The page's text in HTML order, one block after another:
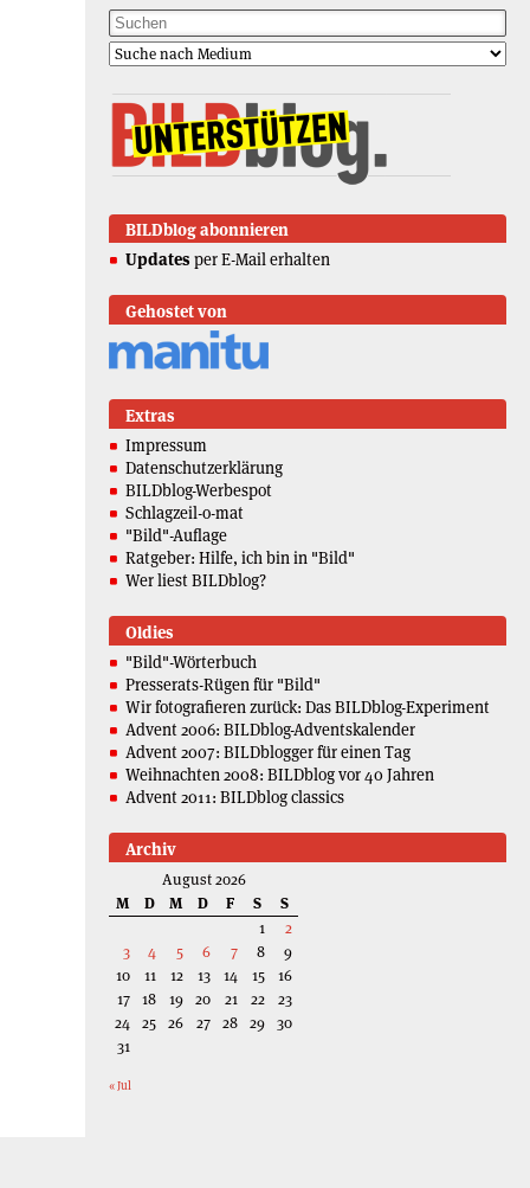
BILDblog abonnieren
Updates per E-Mail erhalten
Gehostet von
Extras
Impressum
Datenschutzerklärung
BILDblog-Werbespot
Schlagzeil-o-mat
"Bild"-Auflage
Ratgeber: Hilfe, ich bin in "Bild"
Wer liest BILDblog?
Oldies
"Bild"-Wörterbuch
Presserats-Rügen für "Bild"
Wir fotografieren zurück: Das BILDblog-Experiment
Advent 2006: BILDblog-Adventskalender
Advent 2007: BILDblogger für einen Tag
Weihnachten 2008: BILDblog vor 40 Jahren
Advent 2011: BILDblog classics
Archiv
August 2026
M
D M D F S
S
1
2
3
4 5 6 7 8
9
10
11 12 13 14 15
16
17 18 19 20 21 22
23
24 25 26 27 28 29 30
31
« Jul